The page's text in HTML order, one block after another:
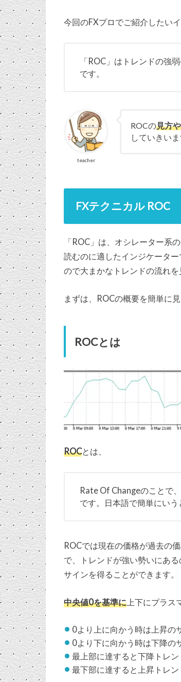
今回のFXプロでご紹介したい
「ROC」はトレンドの強
です。
teacher
ROCの見方
していきい
FXテクニカル ROC
「ROC」は、オシレーター系
読むのに適したインジケータ
ので大まかなトレンドの流れを
まずは、ROCの概要を簡単に見
ROCとは
ROCとは、
Rate Of Changeのことで
です。日本語で簡単にいう
ROCでは現在の価格が過去の
で、トレンドが強い勢いにあ
サインを得ることができます。
中央値0を基準に上下にプラス
0より上に向かう時は上昇の
0より下に向かう時は下降の
最上部に達すると下降トレ
最下部に達すると上昇トレ